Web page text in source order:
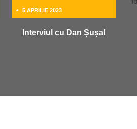
5 APRILIE 2023
Interviul cu Dan Șușa!